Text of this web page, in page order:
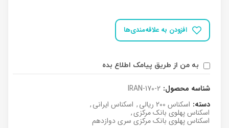
افزودن به علاقه‌مندی‌ها
به من از طریق پیامک اطلاع بده
شناسه محصول: IRAN-170-2
دسته: اسکناس 200 ریالی , اسکناس ایرانی,
اسکناس پهلوی بانک مرکزی,
اسکناس پهلوی بانک مرکزی سری دوازدهم